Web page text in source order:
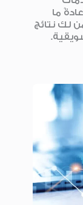
ما
لك نتائج